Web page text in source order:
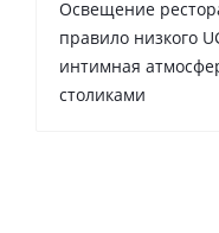
Освещение
правило низкого
интимная
столиками